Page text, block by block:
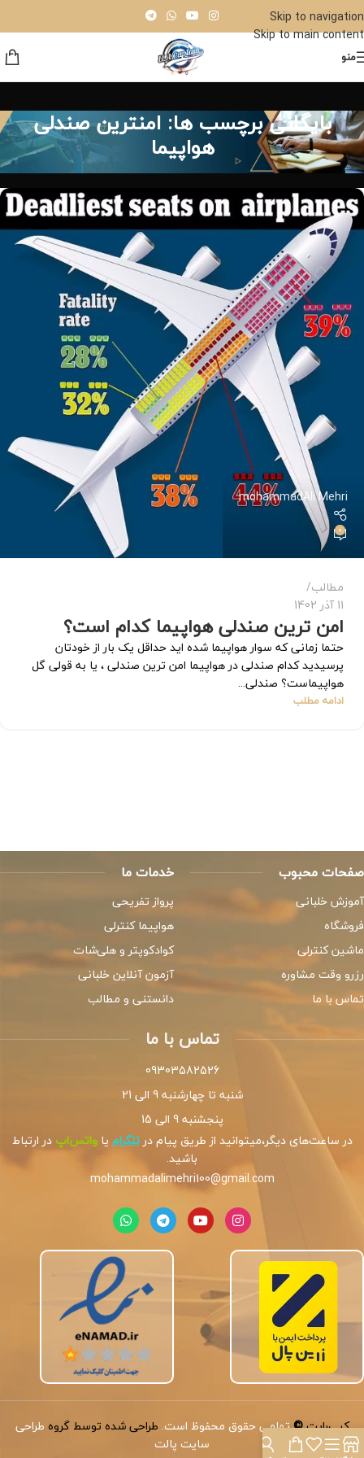
Skip to navigation
Skip to main content
منو
بایگانی برچسب ها: امنترین صندلی
هواپیما
mohammadAli Mehri
0
مطالب
11 آذر 1402
امن ترین صندلی هواپیما کدام است؟
حتما زمانی که سوار هواپیما شده اید حداقل یک بار از خودتان
پرسیدید کدام صندلی در هواپیما امن ترین صندلی ، یا به قولی گل
هواپیماست؟ صندلی...
ادامه مطلب
صفحات محبوب
آموزش خلبانی
فروشگاه
ماشین کنترلی
رزرو وقت مشاوره
تماس با ما
خدمات ما
پرواز تفریحی
هواپیما کنترلی
کوادکوپتر و هلی‌شات
آزمون آنلاین خلبانی
دانستنی و مطالب
تماس با ما
09303582526
شنبه تا چهارشنبه 9 الی 21
پنجشنبه 9 الی 15
در ساعت‌های دیگر،میتوانید از طریق پیام درتلگرام یاواتس‌اپدر ارتباط
باشید.
mohammadalimehri100@gmail.com
کپی‌رایت©تمامی حقوق محفوظ است. طراحی شده توسط گروه طراحی
سایت پالت